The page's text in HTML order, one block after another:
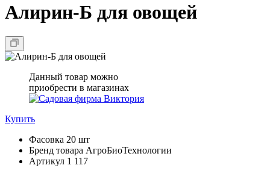
Алирин-Б для овощей
Данный товар можно
приобрести в магазинах
Купить
Фасовка 20 шт
Бренд товара АгроБиоТехнологии
Артикул 1 117